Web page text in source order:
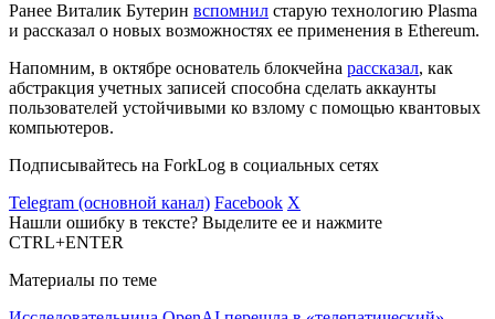
Ранее Виталик Бутерин вспомнил старую технологию Plasma
и рассказал о новых возможностях ее применения в Ethereum.
Напомним, в октябре основатель блокчейна рассказал, как
абстракция учетных записей способна сделать аккаунты
пользователей устойчивыми ко взлому с помощью квантовых
компьютеров.
Подписывайтесь на ForkLog в социальных сетях
Telegram (основной канал) Facebook X
Нашли ошибку в тексте? Выделите ее и нажмите
CTRL+ENTER
Материалы по теме